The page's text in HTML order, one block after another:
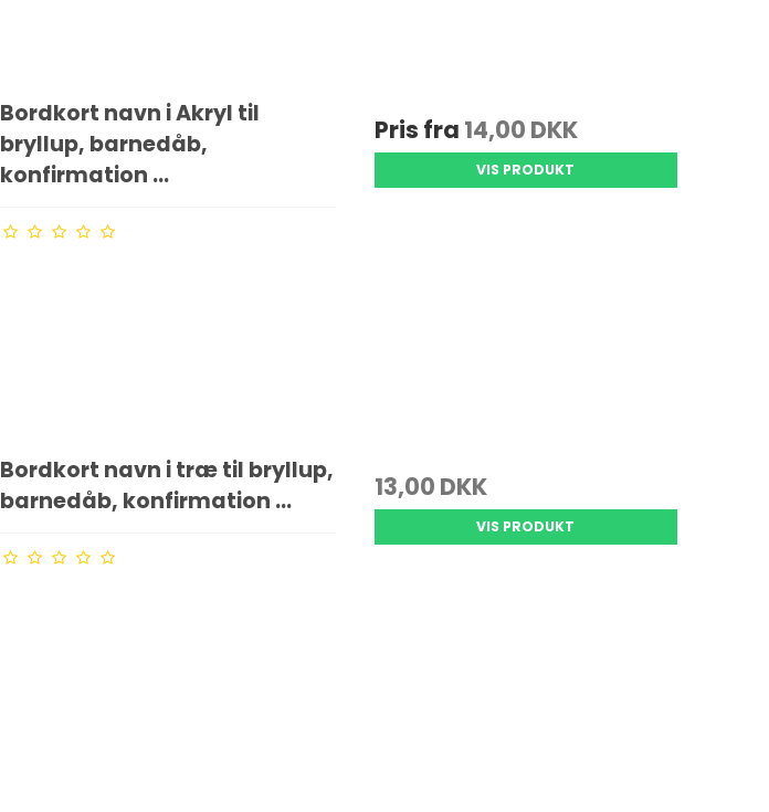
Bordkort navn i Akryl til
bryllup, barnedåb,
konfirmation ...
Pris fra 14,00 DKK
VIS PRODUKT
Bordkort navn i træ til bryllup,
barnedåb, konfirmation ...
13,00 DKK
VIS PRODUKT